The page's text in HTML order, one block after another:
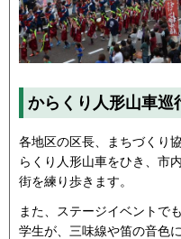
からくり人形山車巡
各地区の区長、まちづくり
らくり人形山車をひき、市
街を練り歩きます。
また、ステージイベントで
学生が、三味線や笛の音色